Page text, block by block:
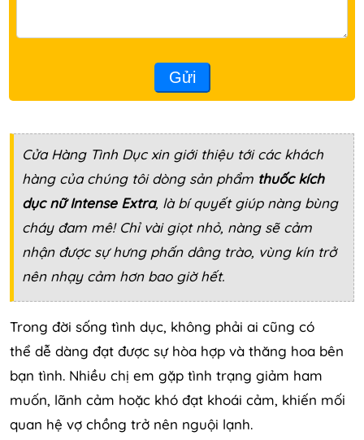
Gửi
Cửa Hàng Tình Dụcxin giới thiệu tới các khách
hàng của chúng tôi dòng sản phẩm thuốc kích
dục nữ Intense Extra, là bí quyết giúp nàng bùng
cháy đam mê! Chỉ vài giọt nhỏ, nàng sẽ cảm
nhận được sự hưng phấn dâng trào, vùng kín trở
nên nhạy cảm hơn bao giờ hết.
Trong đời sống tình dục, không phải ai cũng có
thể dễ dàng đạt được sự hòa hợp và thăng hoa bên
bạn tình. Nhiều chị em gặp tình trạng giảm ham
muốn, lãnh cảm hoặc khó đạt khoái cảm, khiến mối
quan hệ vợ chồng trở nên nguội lạnh.